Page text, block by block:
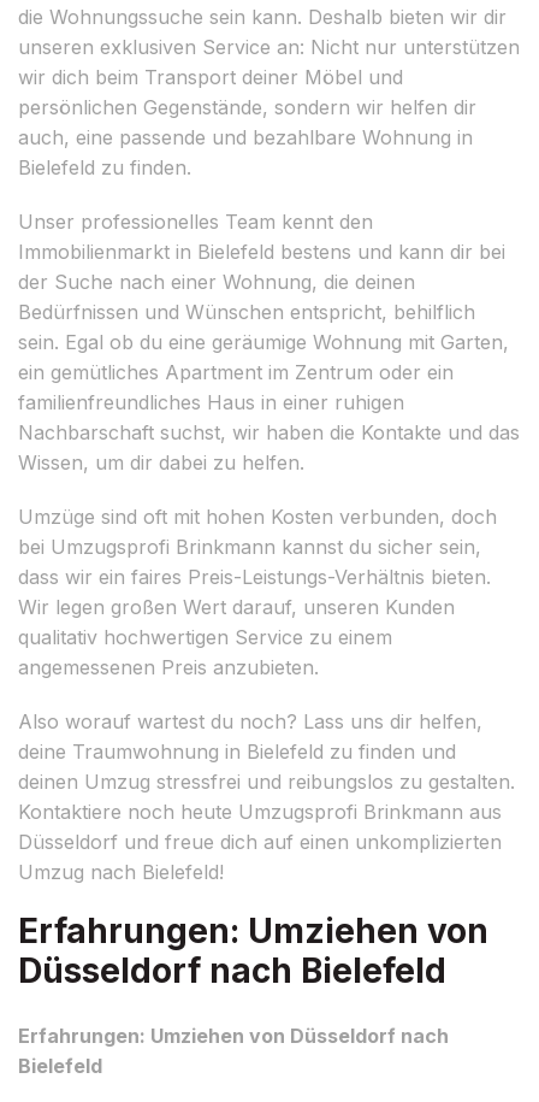
die Wohnungssuche sein kann. Deshalb bieten wir dir
unseren exklusiven Service an: Nicht nur unterstützen
wir dich beim Transport deiner Möbel und
persönlichen Gegenstände, sondern wir helfen dir
auch, eine passende und bezahlbare Wohnung in
Bielefeld zu finden.
Unser professionelles Team kennt den
Immobilienmarkt in Bielefeld bestens und kann dir bei
der Suche nach einer Wohnung, die deinen
Bedürfnissen und Wünschen entspricht, behilflich
sein. Egal ob du eine geräumige Wohnung mit Garten,
ein gemütliches Apartment im Zentrum oder ein
familienfreundliches Haus in einer ruhigen
Nachbarschaft suchst, wir haben die Kontakte und das
Wissen, um dir dabei zu helfen.
Umzüge sind oft mit hohen Kosten verbunden, doch
bei Umzugsprofi Brinkmann kannst du sicher sein,
dass wir ein faires Preis-Leistungs-Verhältnis bieten.
Wir legen großen Wert darauf, unseren Kunden
qualitativ hochwertigen Service zu einem
angemessenen Preis anzubieten.
Also worauf wartest du noch? Lass uns dir helfen,
deine Traumwohnung in Bielefeld zu finden und
deinen Umzug stressfrei und reibungslos zu gestalten.
Kontaktiere noch heute Umzugsprofi Brinkmann aus
Düsseldorf und freue dich auf einen unkomplizierten
Umzug nach Bielefeld!
Erfahrungen: Umziehen von
Düsseldorf nach Bielefeld
Erfahrungen: Umziehen von Düsseldorf nach
Bielefeld